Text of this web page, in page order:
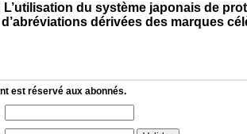
L’utilisation du système japonais de
dérivées des marques
est réservé aux abonnés.